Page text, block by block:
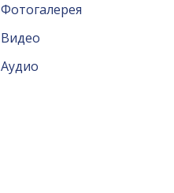
Фотогалерея
Видео
Аудио